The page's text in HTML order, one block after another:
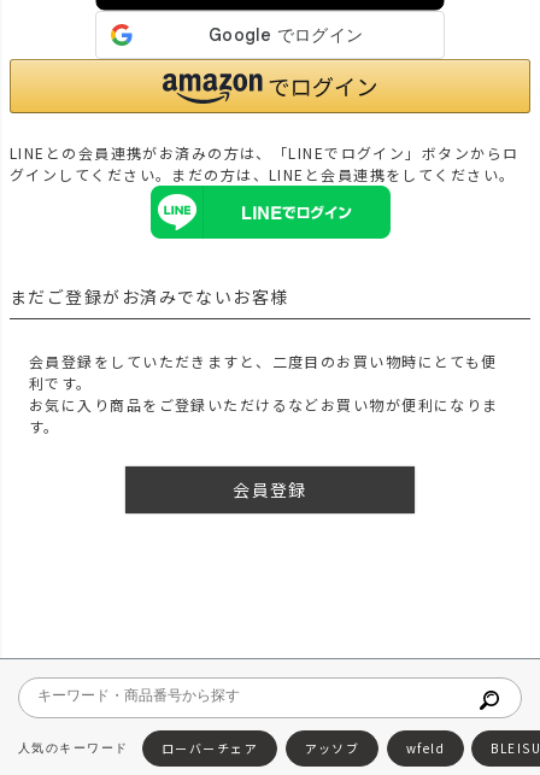
LINEとの会員連携がお済みの方は、「LINEでログイン」ボタンからロ
グインしてください。まだの方は、LINEと会員連携をしてください。
まだご登録がお済みでないお客様
会員登録をしていただきますと、二度目のお買い物時にとても便
利です。
お気に入り商品をご登録いただけるなどお買い物が便利になりま
す。
会員登録
ローバーチェア アッソブ wfeld